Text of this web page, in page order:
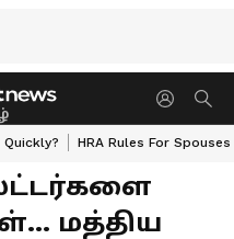
HRA Rules For Spouses
மத்திய